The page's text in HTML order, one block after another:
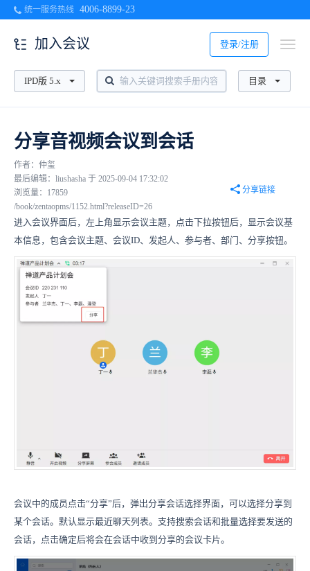
统一服务热线 4006-8899-23
登录/注册
加入会议
IPD版 5.x 目录
分享音视频会议到会话
作者：仲玺
最后编辑：liushasha 于 2025-09-04 17:32:02
浏览量：17859
分享链接
/book/zentaopms/1152.html?releaseID=26
进入会议界面后，左上角显示会议主题，点击下拉按钮后，显示会议基
本信息，包含会议主题、会议ID、发起人、参与者、部门、分享按钮。
会议中的成员点击“分享”后，弹出分享会话选择界面，可以选择分享到
某个会话。默认显示最近聊天列表。支持搜索会话和批量选择要发送的
会话，点击确定后将会在会话中收到分享的会议卡片。